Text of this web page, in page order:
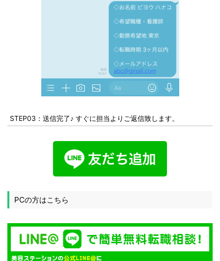
STEP03：送信完了♪ すぐに担当よりご返信致します。
PCの方はこちら